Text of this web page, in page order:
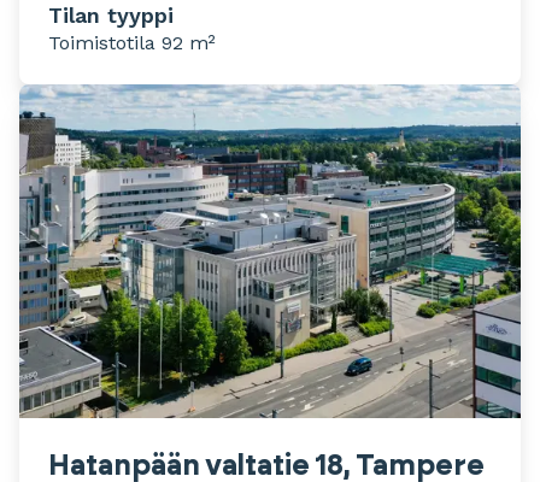
Tilan tyyppi
Toimistotila 92 m²
Hatanpään valtatie 18, Tampere